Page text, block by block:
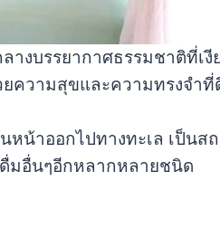
งบรรยากาศธรรมชาติที่เงี
ความสุขและความทรงจำที่
หน้าออกไปทางทะเล เป็นส
ดื่มอื่นๆอีกหลากหลายชนิด